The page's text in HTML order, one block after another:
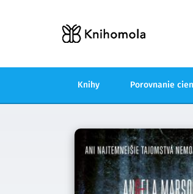
Knihy Porovnanie cien